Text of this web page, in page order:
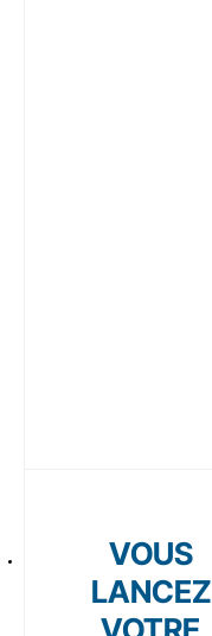
VOUS
LANCEZ